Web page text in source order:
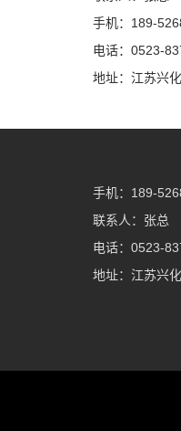
手机：189-
电话：0523-
地址：江苏兴
手机：189-
联系人：张总
电话：0523-
地址：江苏兴